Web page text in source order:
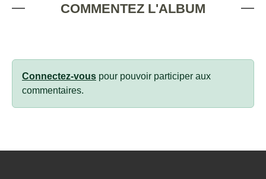
COMMENTEZ L'ALBUM
Connectez-vous pour pouvoir participer aux
commentaires.